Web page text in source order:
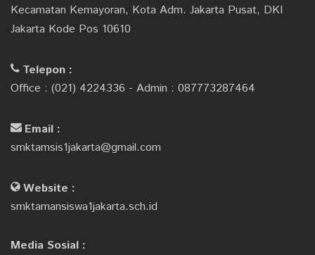
Kecamatan Kemayoran, Kota Adm. Jakarta Pusat, DKI
Jakarta Kode Pos 10610
Telepon :
Office : (021) 4224336 - Admin : 087773287464
Email :
smktamsis1jakarta@gmail.com
Website :
smktamansiswa1jakarta.sch.id
Media Sosial :